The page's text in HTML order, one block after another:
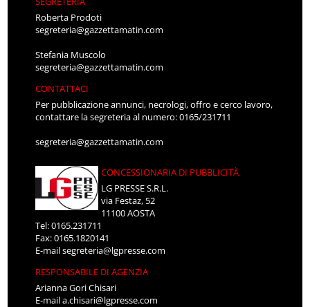
Roberta Prodoti
segreteria@gazzettamatin.com
Stefania Muscolo
segreteria@gazzettamatin.com
CONTATTACI
Per pubblicazione annunci, necrologi, offro e cerco lavoro,
contattare la segreteria al numero: 0165/231711
segreteria@gazzettamatin.com
CONCESSIONARIA DI PUBBLICITÀ
LG PRESSE S.R.L.
via Festaz, 52
11100 AOSTA
Tel: 0165.231711
Fax: 0165.1820141
E-mailsegreteria@lgpresse.com
RESPONSABILE DI AGENZIA
Arianna Gori Chisari
E-maila.chisari@lgpresse.com